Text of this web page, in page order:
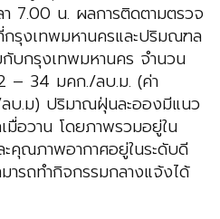
7.00 น. ผลการติดตามตรวจ
รุงเทพมหานครและปริมณฑล
บกรุงเทพมหานคร จำนวน
– 34 มคก./ลบ.ม. (ค่า
บ.ม) ปริมาณฝุ่นละอองมีแนว
มื่อวาน โดยภาพรวมอยู่ใน
คุณภาพอากาศอยู่ในระดับดี
ารถทำกิจกรรมกลางแจ้งได้